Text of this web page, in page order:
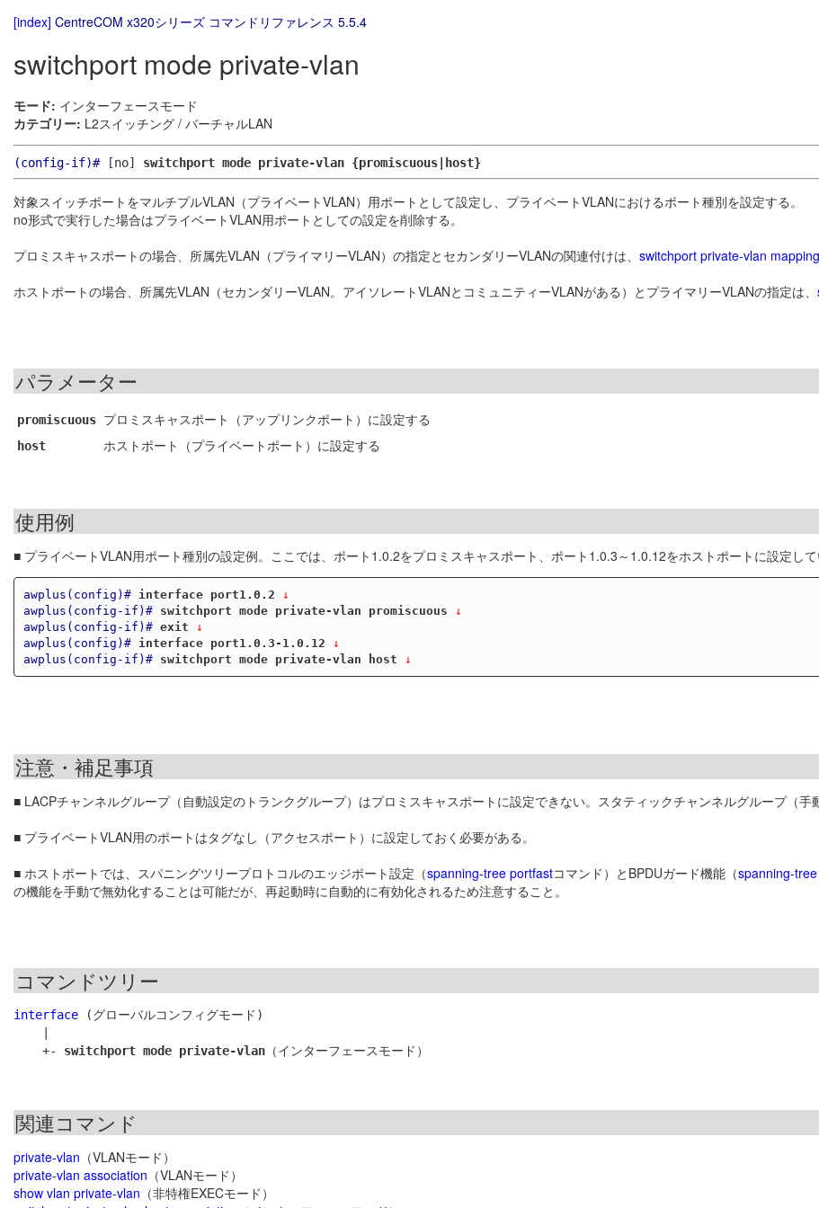
[index] CentreCOM x320シリーズ コマンドリファレンス 5.5.4
switchport mode private-vlan
モード: インターフェースモード
カテゴリー: L2スイッチング / バーチャルLAN
(config-if)#[no] switchport mode private-vlan {promiscuous|host}
対象スイッチポートをマルチプルVLAN（プライベートVLAN）用ポートとして設定し、プライベートVLANにおけるポート種別を設定する。
no形式で実行した場合はプライベートVLAN用ポートとしての設定を削除する。
プロミスキャスポートの場合、所属先VLAN（プライマリーVLAN）の指定とセカンダリーVLANの関連付けは、 switchport private-vlan mapping
ホストポートの場合、所属先VLAN（セカンダリーVLAN。アイソレートVLANとコミュニティーVLANがある）とプライマリーVLANの指定は、
パラメーター
promiscuous プロミスキャスポート（アップリンクポート）に設定する
host ホストポート（プライベートポート）に設定する
使用例
■ プライベートVLAN用ポート種別の設定例。ここでは、ポート1.0.2をプロミスキャスポート、ポート1.0.3～1.0.12をホストポートに設定して
awplus(config)# interface port1.0.2 ↓
awplus(config-if)#
switchport mode private-vlan promiscuous ↓
awplus(config-if)# exit ↓
awplus(config)#
interface port1.0.3-1.0.12 ↓
awplus(config-if)#
switchport mode private-vlan host ↓
注意・補足事項
■ LACPチャンネルグループ（自動設定のトランクグループ）はプロミスキャスポートに設定できない。スタティックチャンネルグループ（手
■ プライベートVLAN用のポートはタグなし（アクセスポート）に設定しておく必要がある。
■ ホストポートでは、スパニングツリープロトコルのエッジポート設定（spanning-tree portfastコマンド）とBPDUガード機能（spanning-
の機能を手動で無効化することは可能だが、再起動時に自動的に有効化されるため注意すること。
コマンドツリー
interface (グローバルコンフィグモード)
    +-
switchport mode private-vlan
関連コマンド
private-vlan （VLANモード）
private-vlan association （VLANモード）
show vlan private-vlan （非特権EXECモード）